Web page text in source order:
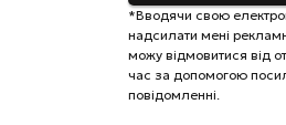
*Вводячи свою
надсилати мені
можу відмовитися від
час за допомогою
повідомленні.